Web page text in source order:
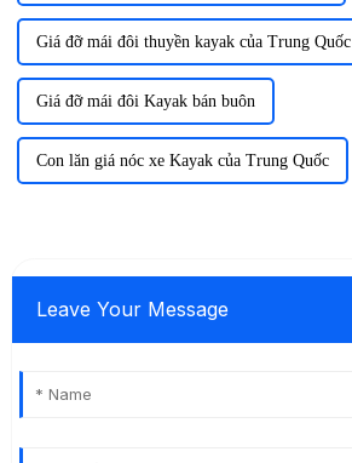
Giá đỡ mái đôi thuyền kayak của Trung Quốc
Giá đỡ mái đôi Kayak bán buôn
Con lăn giá nóc xe Kayak của Trung Quốc
Leave Your Message